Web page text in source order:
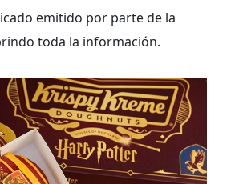
emitido por parte de la
toda la información.